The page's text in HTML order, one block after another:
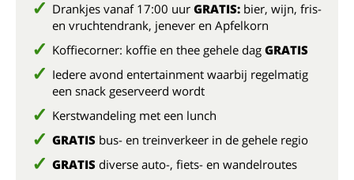
Drankjes vanaf 17:00 uur GRATIS: bier, wijn, fris-
en vruchtendrank, jenever en Apfelkorn
Koffiecorner: koffie en thee gehele dag GRATIS
Iedere avond entertainment waarbij regelmatig
een snack geserveerd wordt
Kerstwandeling met een lunch
GRATIS bus- en treinverkeer in de gehele regio
GRATIS diverse auto-, fiets- en wandelroutes